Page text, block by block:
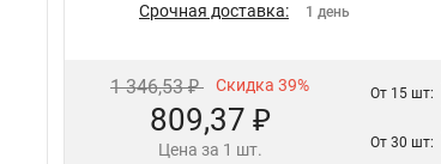
Срочная доставка: 1 день
1 346,53 ₽ Скидка 39%
809,37 ₽
Цена за 1 шт.
От 15 шт:
От 30 шт: